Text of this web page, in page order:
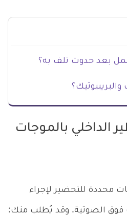
بعد حدوث تلف به؟
والبريبيوتيك؟
الداخلي بالموجات
محددة للتحضير لإجراء
فوق الصوتية. وقد يُطلب منك: